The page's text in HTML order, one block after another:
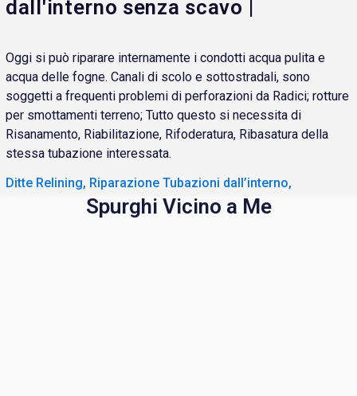
dall'interno senza scavo |
Oggi si può riparare internamente i condotti acqua pulita e
acqua delle fogne. Canali di scolo e sottostradali, sono
soggetti a frequenti problemi di perforazioni da Radici; rotture
per smottamenti terreno; Tutto questo si necessita di
Risanamento, Riabilitazione, Rifoderatura, Ribasatura della
stessa tubazione interessata.
Ditte Relining, Riparazione Tubazioni dall’interno,
Spurghi Vicino a Me